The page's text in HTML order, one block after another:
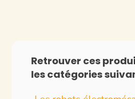
Retrouver ces
les catégories